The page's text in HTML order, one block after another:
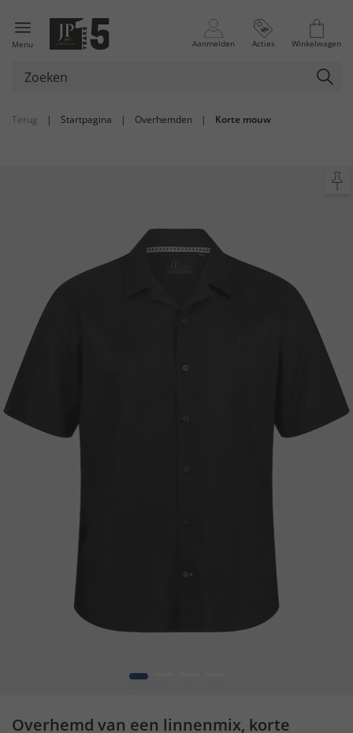
Menu Aanmelden Acties Winkelwagen
Terug | Startpagina | Overhemden | Korte mouw
1
Overhemd van een linnenmix, korte